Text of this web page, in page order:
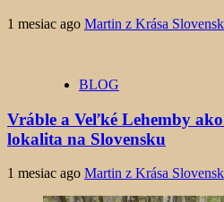
1 mesiac ago Martin z Krása
BLOG
Vráble a Veľké Lehemby
lokalita na Slovensku
1 mesiac ago Martin z Krása